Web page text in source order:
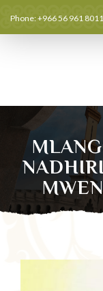
Phone: +966 56 961 8011